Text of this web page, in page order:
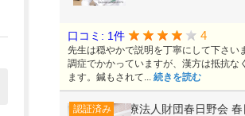
口コミ: 1件 4
先生は穏やかで説明を丁寧にして下さい
調症でかかっていますが、漢方は抵抗な
ます。鍼もされて... 続きを読む
認証済み 医療法人財団春日野会 春